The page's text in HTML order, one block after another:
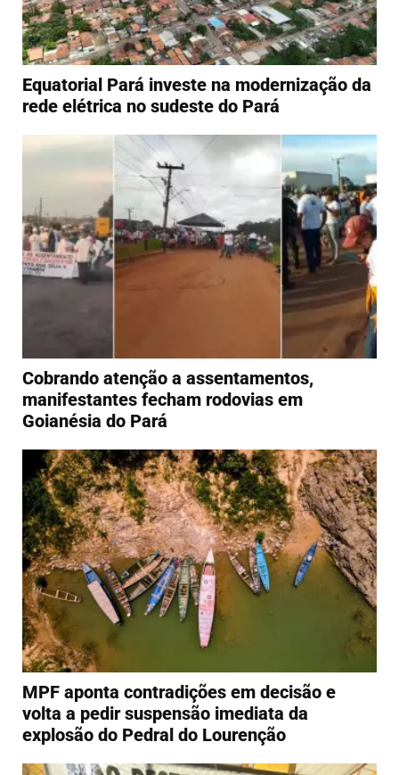
Equatorial Pará investe na modernização da
rede elétrica no sudeste do Pará
Cobrando atenção a assentamentos,
manifestantes fecham rodovias em
Goianésia do Pará
MPF aponta contradições em decisão e
volta a pedir suspensão imediata da
explosão do Pedral do Lourenção